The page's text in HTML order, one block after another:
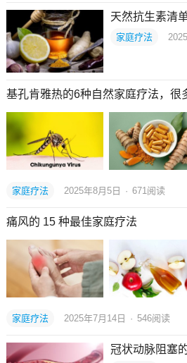
天然抗生素清
家庭疗法
基孔肯雅热的6种自然家庭疗法，很
家庭疗法 2025年8月5日 · 671阅读
痛风的 15 种最佳家庭疗法
家庭疗法 2025年7月14日 · 546阅读
冠状动脉阻塞